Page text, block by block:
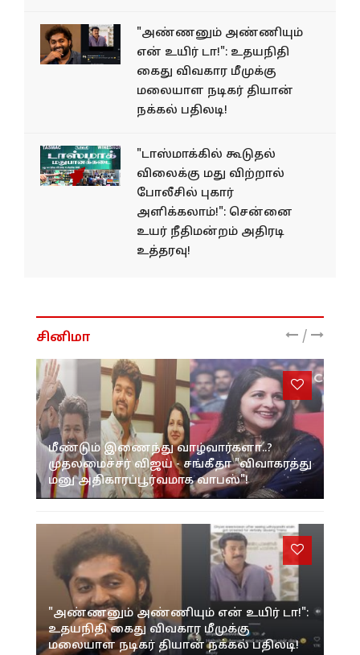
"அண்ணனும் அண்ணியும்
என் உயிர் டா!": உதயநிதி
கைது விவகார மீமுக்கு
மலையாள நடிகர் தியான்
நக்கல் பதிலடி!
"டாஸ்மாக்கில் கூடுதல்
விலைக்கு மது விற்றால்
போலீசில் புகார்
அளிக்கலாம்!": சென்னை
உயர் நீதிமன்றம் அதிரடி
உத்தரவு!
சினிமா /
மீண்டும் இணைந்து வாழ்வார்களா..?
முதலமைச்சர் விஜய் - சங்கீதா "விவாகரத்து
மனு அதிகாரப்பூர்வமாக வாபஸ்"!
"அண்ணனும் அண்ணியும் என் உயிர் டா!":
உதயநிதி கைது விவகார மீமுக்கு
மலையாள நடிகர் தியான் நக்கல் பதிலடி!